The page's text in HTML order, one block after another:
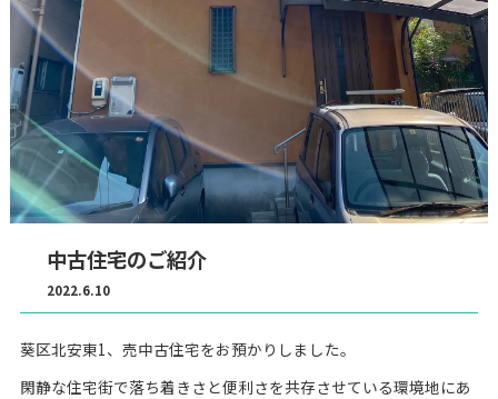
中古住宅のご紹介
2022.6.10
葵区北安東1、売中古住宅をお預かりしました。
閑静な住宅街で落ち着きさと便利さを共存させている環境地にあ